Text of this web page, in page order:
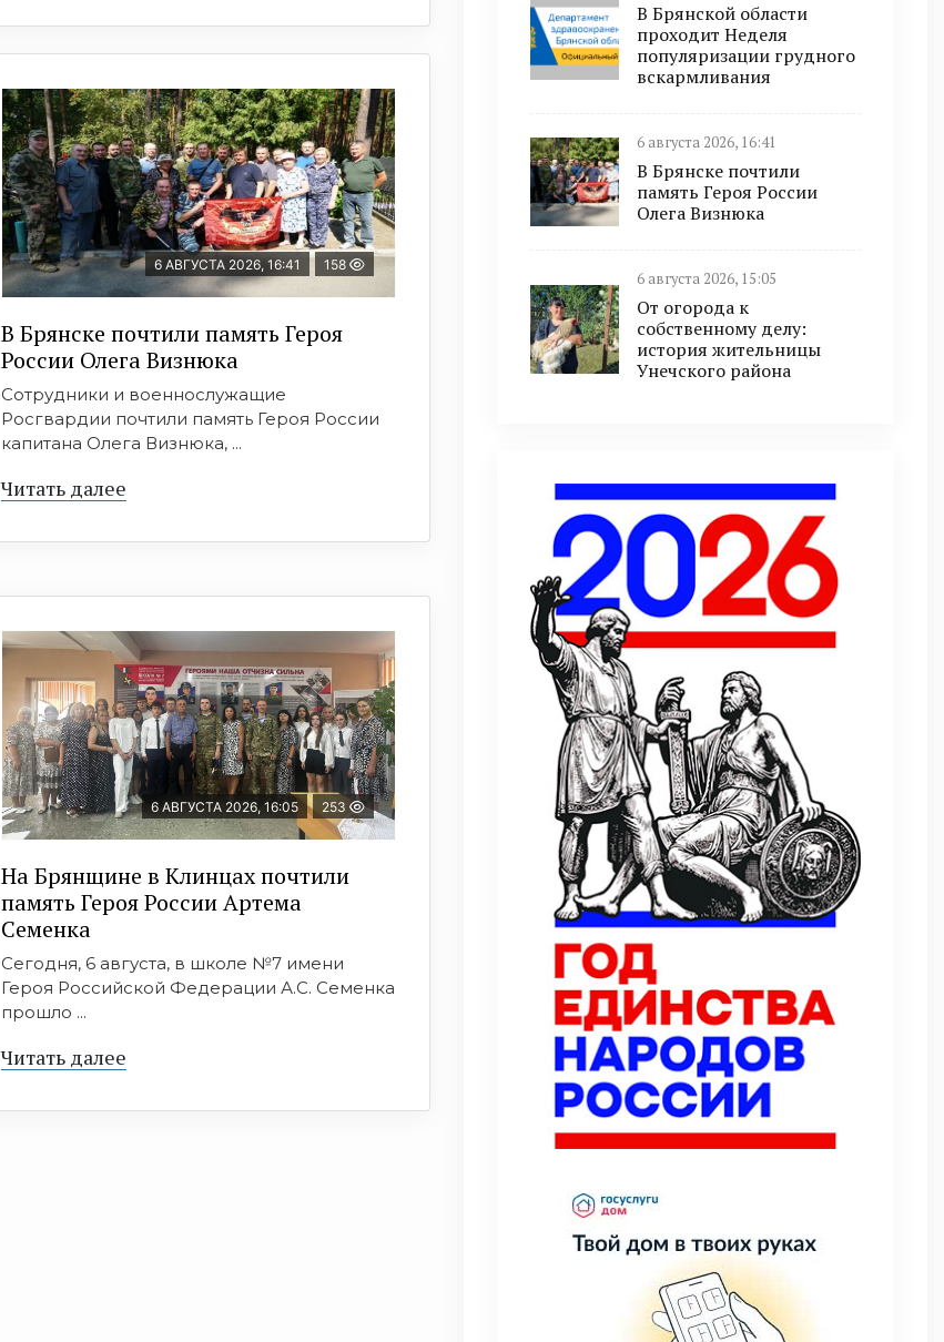
6 АВГУСТА 2026, 16:41 158
В Брянске почтили память Героя
России Олега Визнюка
Сотрудники и военнослужащие
Росгвардии почтили память Героя России
капитана Олега Визнюка, ...
Читать далее
6 АВГУСТА 2026, 16:05 253
На Брянщине в Клинцах почтили
память Героя России Артема
Семенка
Сегодня, 6 августа, в школе №7 имени
Героя Российской Федерации А.С. Семенка
прошло ...
Читать далее
В Брянской области
проходит Неделя
популяризации грудного
вскармливания
6 августа 2026, 16:41
В Брянске почтили
память Героя России
Олега Визнюка
6 августа 2026, 15:05
От огорода к
собственному делу:
история жительницы
Унечского района